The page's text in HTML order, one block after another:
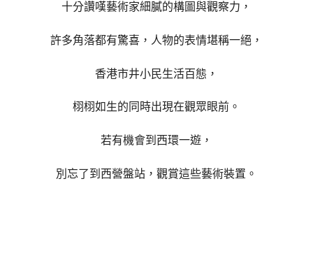
十分讚嘆藝術家細膩的構圖與觀察力，
許多角落都有驚喜，人物的表情堪稱一絕，
香港市井小民生活百態，
栩栩如生的同時出現在觀眾眼前。
若有機會到西環一遊，
別忘了到西營盤站，觀賞這些藝術裝置。